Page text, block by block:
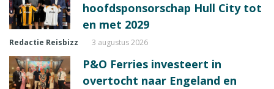
hoofdsponsorschap Hull City tot
en met 2029
Redactie Reisbizz 3 augustus 2026
P&O Ferries investeert in
overtocht naar Engeland en